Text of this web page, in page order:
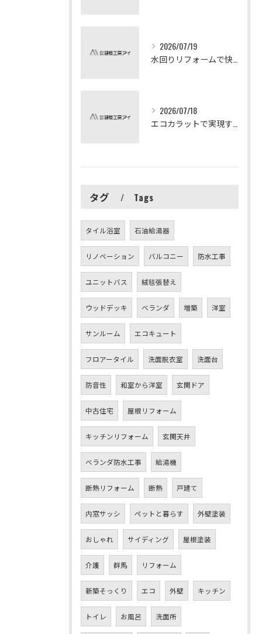
2026/07/19
2026/07/18
タグ Tags
タイル浴室 石油給湯器
リノベーション バルコニー 防水工事
ユニットバス 絨毯張替え
ウッドデッキ ベランダ 増築 洋室
サンルーム エコキュート
フロアータイル 洗面脱衣室 洗面台
防音性 和室から洋室 玄関ドア
中古住宅 屋根リフォーム
キッチンリフォーム 玄関天井
ベランダ防水工事 給湯機
断熱リフォーム 断熱 戸建て
内窓サッシ ペットと暮らす 外壁塗装
おしゃれ サイディング 屋根塗装
介護 群馬 リフォーム
新築そっくり エコ 外壁 キッチン
トイレ お風呂 洗面所